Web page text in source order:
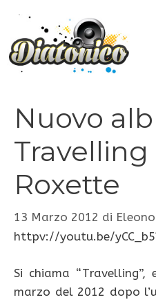
contenuto
Nuovo
Travelling
Roxette
13 Marzo 2012 di
httpv://youtu.be/
Si chiama
marzo del 2012 dopo